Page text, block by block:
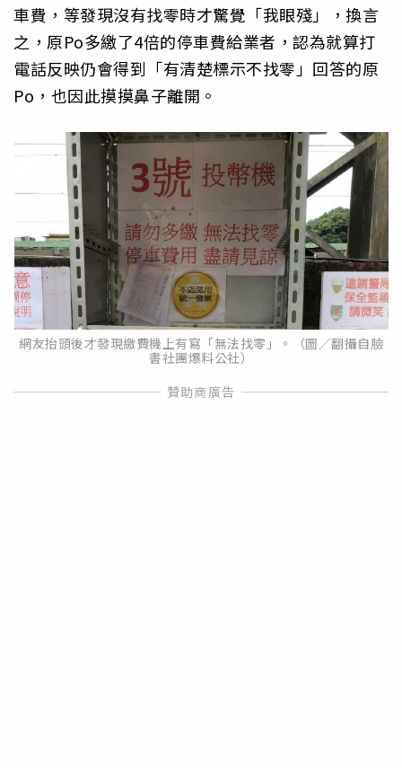
車費，等發現沒有找零時才驚覺「我眼殘」，換言
之，原Po多繳了4倍的停車費給業者，認為就算打
電話反映仍會得到「有清楚標示不找零」回答的原
Po，也因此摸摸鼻子離開。
網友抬頭後才發現繳費機上有寫「無法找零」。（圖／翻攝自臉
書社團爆料公社）